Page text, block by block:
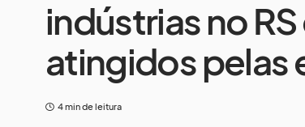
indústrias no
atingidos pelas
4 min de leitura